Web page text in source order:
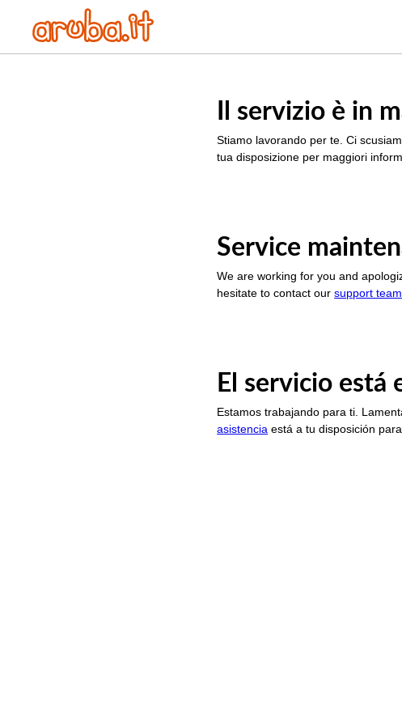
Il servizio è in
Stiamo lavorando per te. Ci
tua disposizione per maggiori
Service
We are working for you and
hesitate to contact oursupport team
El servicio está
Estamos trabajando para ti.
asistencia está a tu disposición